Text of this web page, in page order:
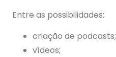
Entre as possibilidades:
criação de podcasts;
vídeos;